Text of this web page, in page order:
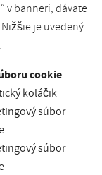
v banneri, dávate
je uvedený
cookie
koláčik
súbor
súbor